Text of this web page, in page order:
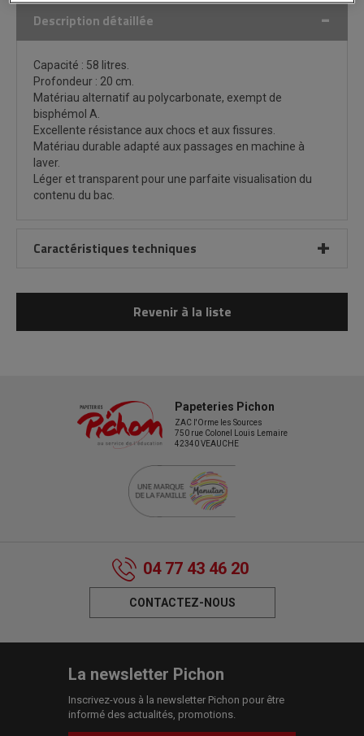
Description détaillée
Capacité : 58 litres.
Profondeur : 20 cm.
Matériau alternatif au polycarbonate, exempt de
bisphémol A.
Excellente résistance aux chocs et aux fissures.
Matériau durable adapté aux passages en machine à
laver.
Léger et transparent pour une parfaite visualisation du
contenu du bac.
Caractéristiques techniques
Revenir à la liste
Papeteries Pichon
ZAC l'Orme les Sources
750 rue Colonel Louis Lemaire
42340 VEAUCHE
04 77 43 46 20
CONTACTEZ-NOUS
La newsletter Pichon
Inscrivez-vous à la newsletter Pichon pour être
informé des actualités, promotions.